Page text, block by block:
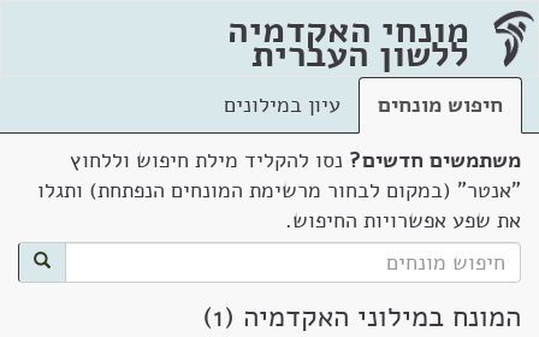
מונחי האקדמיה
ללשון העברית
חיפוש מונחים
עיון במילונים
משתמשים חדשים? נסו להקליד מילת חיפוש וללחוץ
"אנטר" (במקום לבחור מרשימת המונחים הנפתחת) ותגלו
את שפע אפשרויות החיפוש.
המונח במילוני האקדמיה (1)